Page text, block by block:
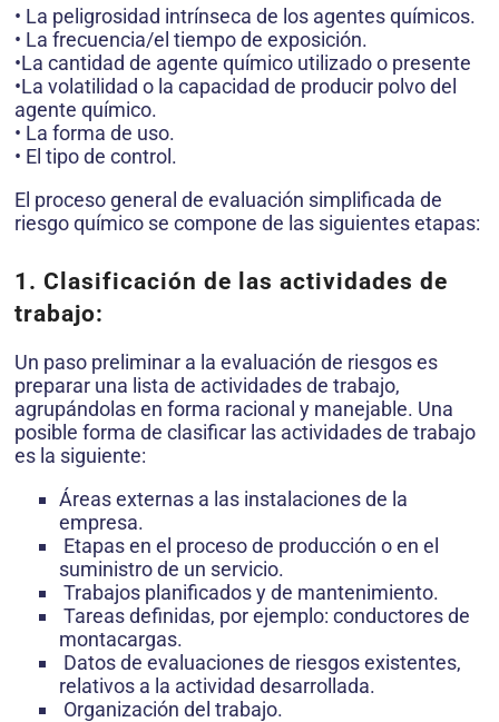
• La peligrosidad intrínseca de los agentes químicos.
• La frecuencia/el tiempo de exposición.
•La cantidad de agente químico utilizado o presente
•La volatilidad o la capacidad de producir polvo del
agente químico.
• La forma de uso.
• El tipo de control.
El proceso general de evaluación simplificada de
riesgo químico se compone de las siguientes etapas:
1. Clasificación de las actividades de
trabajo:
Un paso preliminar a la evaluación de riesgos es
preparar una lista de actividades de trabajo,
agrupándolas en forma racional y manejable. Una
posible forma de clasificar las actividades de trabajo
es la siguiente:
Áreas externas a las instalaciones de la
empresa.
Etapas en el proceso de producción o en el
suministro de un servicio.
Trabajos planificados y de mantenimiento.
Tareas definidas, por ejemplo: conductores de
montacargas.
Datos de evaluaciones de riesgos existentes,
relativos a la actividad desarrollada.
Organización del trabajo.